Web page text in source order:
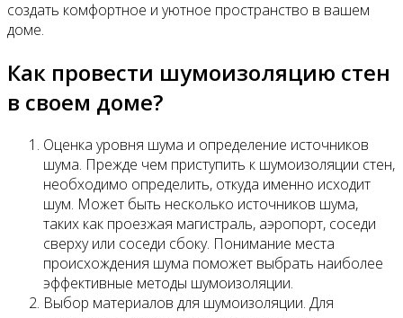
создать комфортное и уютное пространство в вашем
доме.
Как провести шумоизоляцию стен
в своем доме?
Оценка уровня шума и определение источников
шума. Прежде чем приступить к шумоизоляции стен,
необходимо определить, откуда именно исходит
шум. Может быть несколько источников шума,
таких как проезжая магистраль, аэропорт, соседи
сверху или соседи сбоку. Понимание места
происхождения шума поможет выбрать наиболее
эффективные методы шумоизоляции.
Выбор материалов для шумоизоляции. Для